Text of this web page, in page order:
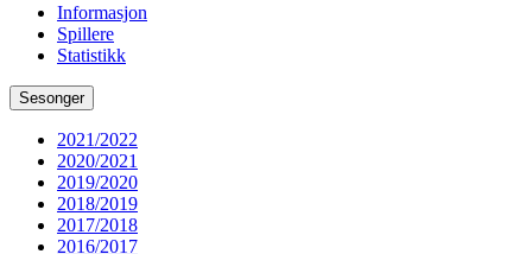
Informasjon
Spillere
Statistikk
Sesonger
2021/2022
2020/2021
2019/2020
2018/2019
2017/2018
2016/2017